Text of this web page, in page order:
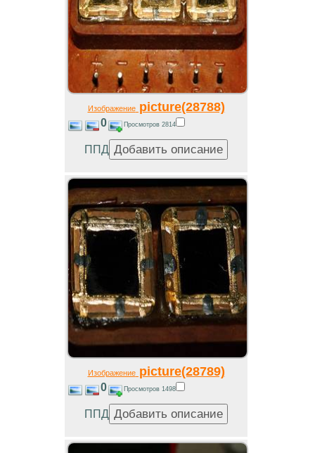
Изображениеpicture(28788)
0 Просмотров 2814
ППД
Изображениеpicture(28789)
0 Просмотров 1498
ППД